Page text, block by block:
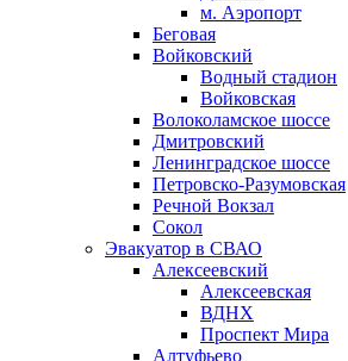
м. Аэропорт
Беговая
Войковский
Водный стадион
Войковская
Волоколамское шоссе
Дмитровский
Ленинградское шоссе
Петровско-Разумовская
Речной Вокзал
Сокол
Эвакуатор в СВАО
Алексеевский
Алексеевская
ВДНХ
Проспект Мира
Алтуфьево